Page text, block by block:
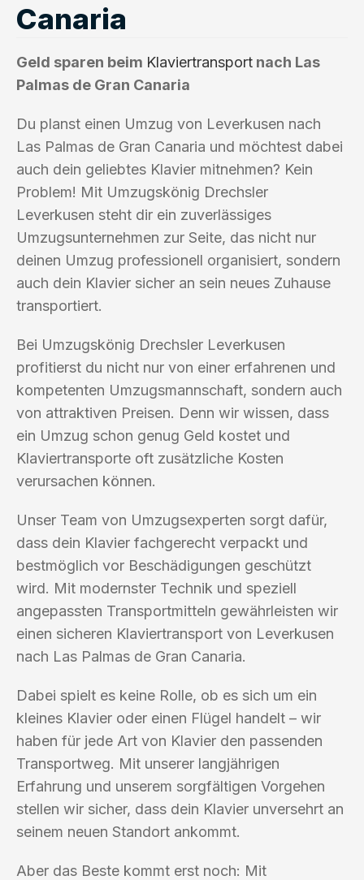
Canaria
Geld sparen beim Klaviertransport nach Las
Palmas de Gran Canaria
Du planst einen Umzug von Leverkusen nach
Las Palmas de Gran Canaria und möchtest dabei
auch dein geliebtes Klavier mitnehmen? Kein
Problem! Mit Umzugskönig Drechsler
Leverkusen steht dir ein zuverlässiges
Umzugsunternehmen zur Seite, das nicht nur
deinen Umzug professionell organisiert, sondern
auch dein Klavier sicher an sein neues Zuhause
transportiert.
Bei Umzugskönig Drechsler Leverkusen
profitierst du nicht nur von einer erfahrenen und
kompetenten Umzugsmannschaft, sondern auch
von attraktiven Preisen. Denn wir wissen, dass
ein Umzug schon genug Geld kostet und
Klaviertransporte oft zusätzliche Kosten
verursachen können.
Unser Team von Umzugsexperten sorgt dafür,
dass dein Klavier fachgerecht verpackt und
bestmöglich vor Beschädigungen geschützt
wird. Mit modernster Technik und speziell
angepassten Transportmitteln gewährleisten wir
einen sicheren Klaviertransport von Leverkusen
nach Las Palmas de Gran Canaria.
Dabei spielt es keine Rolle, ob es sich um ein
kleines Klavier oder einen Flügel handelt – wir
haben für jede Art von Klavier den passenden
Transportweg. Mit unserer langjährigen
Erfahrung und unserem sorgfältigen Vorgehen
stellen wir sicher, dass dein Klavier unversehrt an
seinem neuen Standort ankommt.
Aber das Beste kommt erst noch: Mit